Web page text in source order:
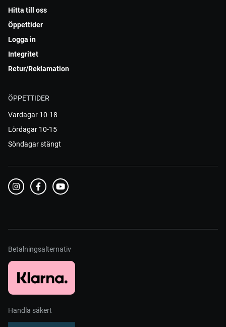
Hitta till oss
Öppettider
Logga in
Integritet
Retur/Reklamation
ÖPPETTIDER
Vardagar 10-18
Lördagar 10-15
Söndagar stängt
Betalningsalternativ
Handla säkert